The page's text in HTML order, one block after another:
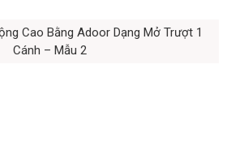
Cao Bằng Adoor Dạng Mở Trượt 1
Cánh – Mẫu 2